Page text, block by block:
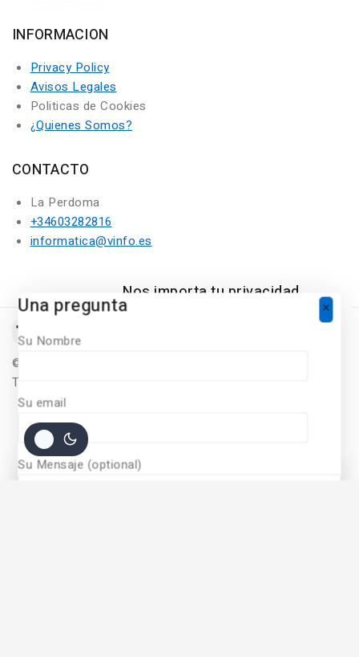
INFORMACION
Privacy Policy
Avisos Legales
Politicas de Cookies
¿Quienes Somos?
CONTACTO
La Perdoma
+34603282816
informatica@vinfo.es
©
Todos Los derechos Reservados
Nos importa tu privacidad
Para ofrecer una experiencia de
Una pregunta
Su Nombre
Su email
Su Mensaje (optional)